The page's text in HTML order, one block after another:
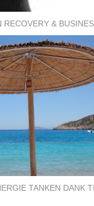
RECOVERY &
TANKEN DANK